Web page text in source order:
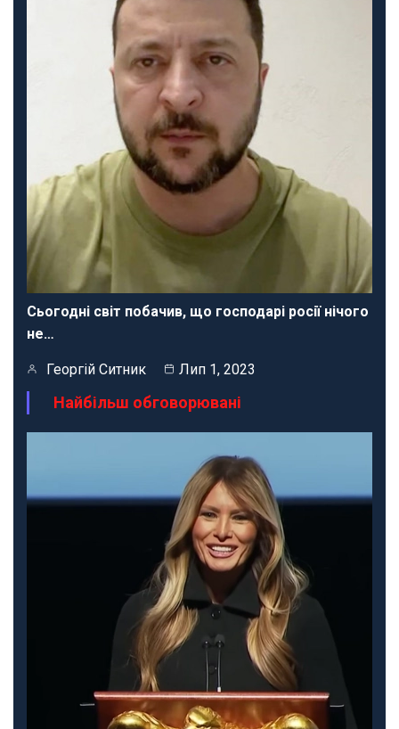
Сьогодні світ побачив, що господарі росії нічого
не…
Георгій Ситник Лип 1, 2023
Найбільш обговорювані